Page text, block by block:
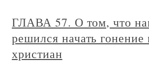
ГЛАВА 57. О том, что
решился начать гонение
христиан